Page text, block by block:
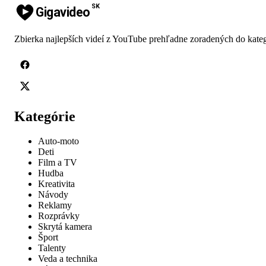
Gigavideo SK
Zbierka najlepších videí z YouTube prehľadne zoradených do
Kategórie
Auto-moto
Deti
Film a TV
Hudba
Kreativita
Návody
Reklamy
Rozprávky
Skrytá kamera
Šport
Talenty
Veda a technika